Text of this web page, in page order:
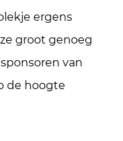
ergens
groot genoeg
van
de hoogte